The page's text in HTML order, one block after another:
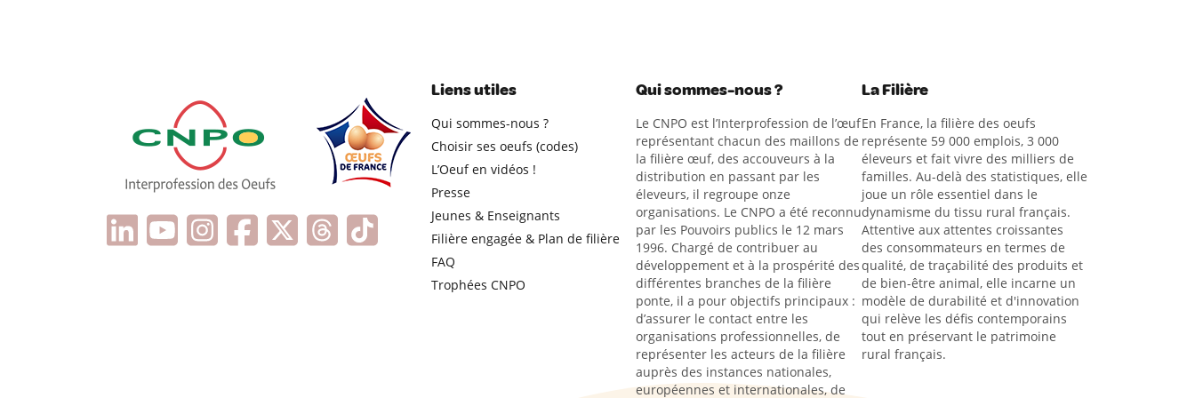
Liens utiles
Qui sommes-nous ?
Choisir ses oeufs (codes)
L’Oeuf en vidéos !
Presse
Jeunes & Enseignants
Filière engagée & Plan de filière
FAQ
Trophées CNPO
Qui sommes-nous ?
Le CNPO est l’Interprofession de l’œuf
représentant chacun des maillons de
la filière œuf, des accouveurs à la
distribution en passant par les
éleveurs, il regroupe onze
organisations. Le CNPO a été reconnu
par les Pouvoirs publics le 12 mars
1996. Chargé de contribuer au
développement et à la prospérité des
différentes branches de la filière
ponte, il a pour objectifs principaux :
d’assurer le contact entre les
organisations professionnelles, de
représenter les acteurs de la filière
auprès des instances nationales,
européennes et internationales, de
La Filière
En France, la filière des oeufs
représente 59 000 emplois, 3 000
éleveurs et fait vivre des milliers de
familles. Au-delà des statistiques, elle
joue un rôle essentiel dans le
dynamisme du tissu rural français.
Attentive aux attentes croissantes
des consommateurs en termes de
qualité, de traçabilité des produits et
de bien-être animal, elle incarne un
modèle de durabilité et d'innovation
qui relève les défis contemporains
tout en préservant le patrimoine
rural français.